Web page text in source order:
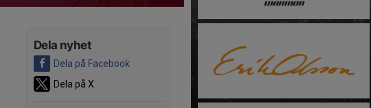
Dela nyhet
Dela på Facebook
Dela på X